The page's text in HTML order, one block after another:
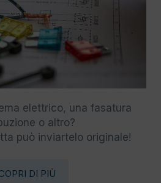
elettrico, una fasatura
o altro?
può inviartelo originale!
DI PIÙ